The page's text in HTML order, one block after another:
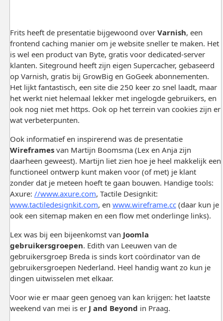
Frits heeft de presentatie bijgewoond over Varnish, een
frontend caching manier om je website sneller te maken. Het
is wel een product van Byte, gratis voor dedicated-server
klanten. Siteground heeft zijn eigen Supercacher, gebaseerd
op Varnish, gratis bij GrowBig en GoGeek abonnementen.
Het lijkt fantastisch, een site die 250 keer zo snel laadt, maar
het werkt niet helemaal lekker met ingelogde gebruikers, en
ook nog niet met https. Ook op het terrein van cookies zijn er
wat verbeterpunten.
Ook informatief en inspirerend was de presentatie
Wireframesvan Martijn Boomsma (Lex en Anja zijn
daarheen geweest). Martijn liet zien hoe je heel makkelijk een
functioneel ontwerp kunt maken voor (of met) je klant
zonder dat je meteen hoeft te gaan bouwen. Handige tools:
Axure: //www.axure.com, Tactile Designkit:
www.tactiledesignkit.com, en www.wireframe.cc(daar kun je
ook een sitemap maken en een flow met onderlinge links).
Lex was bij een bijeenkomst van Joomla
gebruikersgroepen. Edith van Leeuwen van de
gebruikersgroep Breda is sinds kort coördinator van de
gebruikersgroepen Nederland. Heel handig want zo kun je
dingen uitwisselen met elkaar.
Voor wie er maar geen genoeg van kan krijgen: het laatste
weekend van mei is er J and Beyond in Praag.